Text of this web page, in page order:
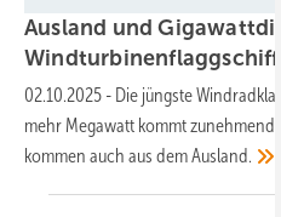
Ausland und
02.10.2025 - Die jüngste
mehr Megawatt kommt zunehmend
kommen auch aus demAusland.